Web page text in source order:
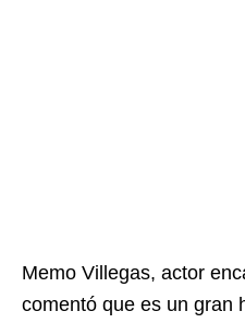
Memo Villegas, actor
comentó que es un gran